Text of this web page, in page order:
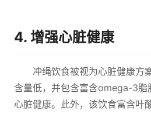
4. 增强心脏健康
冲绳饮食被视为心脏健康方
含量低，并包含富含omega-3脂
心脏健康。此外，该饮食富含叶